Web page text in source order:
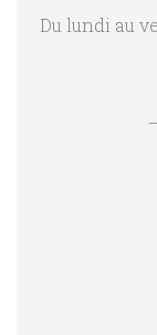
Du lundi au